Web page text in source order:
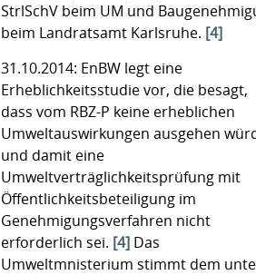
StrlSchV beim UM und
beim Landratsamt Karlsruhe. [4]
31.10.2014: EnBW legt eine
Erheblichkeitsstudie vor, die besagt,
dass vom RBZ-P keine erheblichen
Umweltauswirkungen ausgehen
und damit eine
Umweltverträglichkeitsprüfung mit
Öffentlichkeitsbeteiligung im
Genehmigungsverfahren nicht
erforderlich sei. [4] Das
Umweltmnisterium stimmt dem